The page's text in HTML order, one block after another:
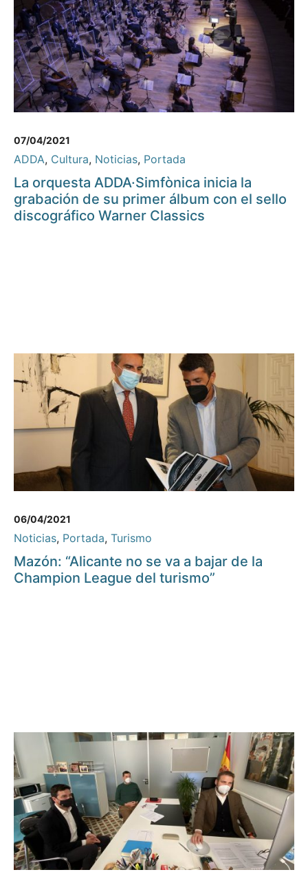
07/04/2021
ADDA, Cultura, Noticias, Portada
La orquesta ADDA·Simfònica inicia la
grabación de su primer álbum con el sello
discográfico Warner Classics
06/04/2021
Noticias, Portada, Turismo
Mazón: “Alicante no se va a bajar de la
Champion League del turismo”